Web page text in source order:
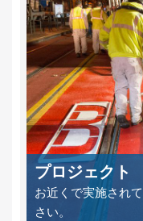
プロジェクト
お近くで実施され
さい。